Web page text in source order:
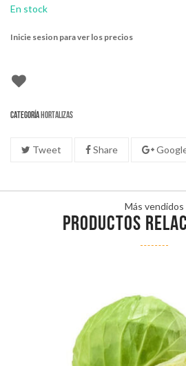
En stock
Inicie sesion para ver los precios
CategoríaHortalizas
Tweet Share
Más vendidos
PRODUCTOS